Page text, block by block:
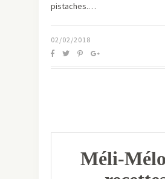
pistaches.…
02/02/2018
Méli-